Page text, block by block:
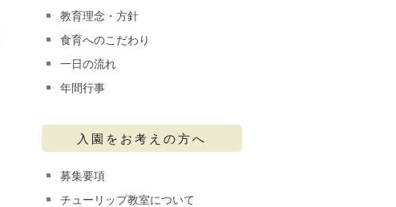
教育理念・方針
食育へのこだわり
一日の流れ
年間行事
入園をお考えの方へ
募集要項
チューリップ教室について